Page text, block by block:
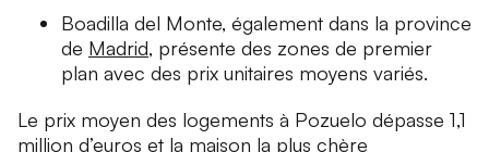
Boadilla del Monte, également dans la province
de Madrid, présente des zones de premier
plan avec des prix unitaires moyens variés.
Le prix moyen des logements à Pozuelo dépasse 1,1
million d’euros et la maison la plus chère